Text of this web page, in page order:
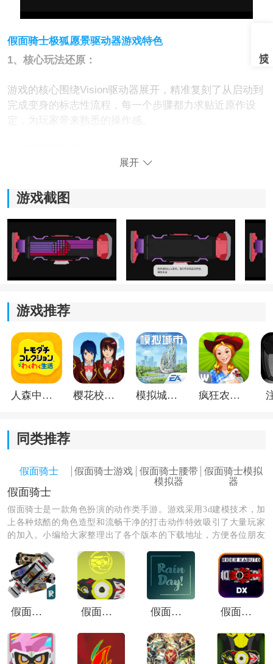
假面骑士极狐愿景驱动器游戏特色
1、核心玩法还原：
游戏的核心围绕Vision驱动器展开，精准复刻了从启动到
完成变身的标志性流程，每一个步骤都力求贴近原作设
定，为玩家带来熟悉的操作感。
程，增强了操作的代入感与仪式感，让变身体验不再只
是观看，而是亲身参与。
3、内容组合多样：
设计了多种不同的专属卡牌，例如红色与黄色卡牌，每
玩家尝试不同组合探索乐趣。
假面骑士极狐愿景驱动器游戏亮点
1. 沉浸式视听体验：游戏将炫酷的变身动画与剧中经典
音效，如洗头主题音乐，进行了紧密同步，极大地强化
了演出的表现力与沉浸氛围。
2. 轻松娱乐的定位：整体玩法偏向简单直观，没有复杂
的机制需要研究，玩家可以随时打开，通过几次点击即
可享受变身快感，节奏轻松解压。
3. 强烈的粉丝向吸引力：从流程到细节都高度契合特摄
文化的兴趣点，能够充分满足假面骑士爱好者对于亲手
操作驱动器、重现经典场面的期待与想象。
展开
游戏截图
游戏推荐
人森中文版 樱花校园模拟器1.048.00中文版 模拟城市我是巿长联机版 疯狂农场3美国派19
同类推荐
假面骑士 假面骑士游戏
假面骑士腰带
模拟器
假面骑士模拟
器
假面骑士
假面骑士是一款角色扮演的动作类手游。游戏采用3d建模技术，加
上各种炫酷的角色造型和流畅干净的打击动作特效吸引了大量玩家
的加入。小编给大家整理出了各个版本的下载地址，方便各位朋友
假面骑士Faiz555豪华版模拟器 假面骑士零一腰带模拟器 假面骑士巫骑变身模拟器 假面骑士甲斗模拟器